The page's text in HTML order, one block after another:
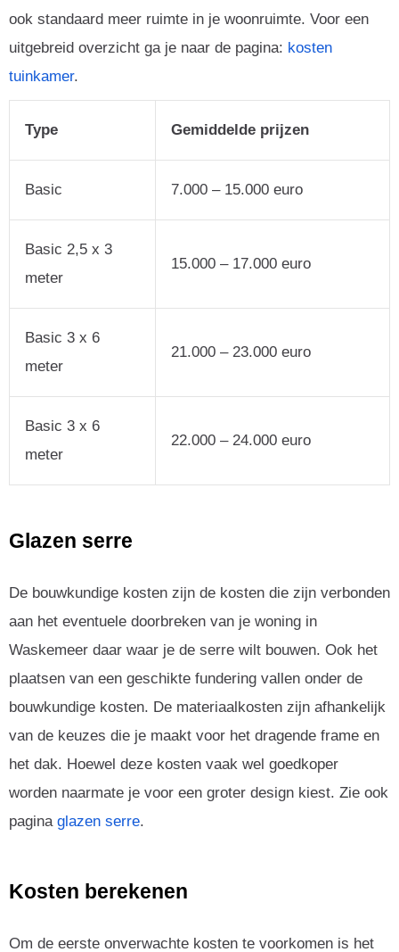
ook standaard meer ruimte in je woonruimte. Voor een
uitgebreid overzicht ga je naar de pagina: kosten
tuinkamer.
Type Gemiddelde prijzen
Basic 7.000 – 15.000 euro
Basic 2,5 x 3
meter
15.000 – 17.000 euro
Basic 3 x 6
meter
21.000 – 23.000 euro
Basic 3 x 6
meter
22.000 – 24.000 euro
Glazen serre
De bouwkundige kosten zijn de kosten die zijn verbonden
aan het eventuele doorbreken van je woning in
Waskemeer daar waar je de serre wilt bouwen. Ook het
plaatsen van een geschikte fundering vallen onder de
bouwkundige kosten. De materiaalkosten zijn afhankelijk
van de keuzes die je maakt voor het dragende frame en
het dak. Hoewel deze kosten vaak wel goedkoper
worden naarmate je voor een groter design kiest. Zie ook
pagina glazen serre.
Kosten berekenen
Om de eerste onverwachte kosten te voorkomen is het